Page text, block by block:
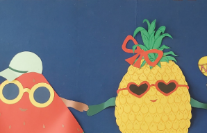
Informacje
Kalendarium
Dokumenty
Obiady
mLegitymacje
Porady
Poradniki dla rodziców